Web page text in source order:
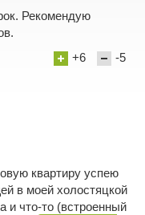
Рекомендую
+6 -5
квартиру успею
в моей холостяцкой
и что-то (встроенный